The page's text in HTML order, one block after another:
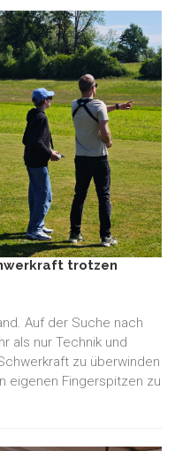
trotzen
Auf der Suche nach
als nur Technik und
zu überwinden
eigenen Fingerspitzen zu